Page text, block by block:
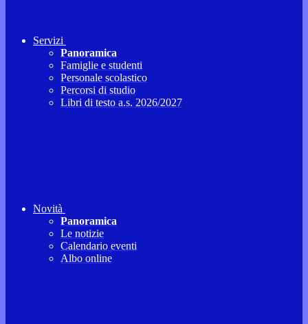
Servizi
Panoramica
Famiglie e studenti
Personale scolastico
Percorsi di studio
Libri di testo a.s. 2026/2027
Novità
Panoramica
Le notizie
Calendario eventi
Albo online